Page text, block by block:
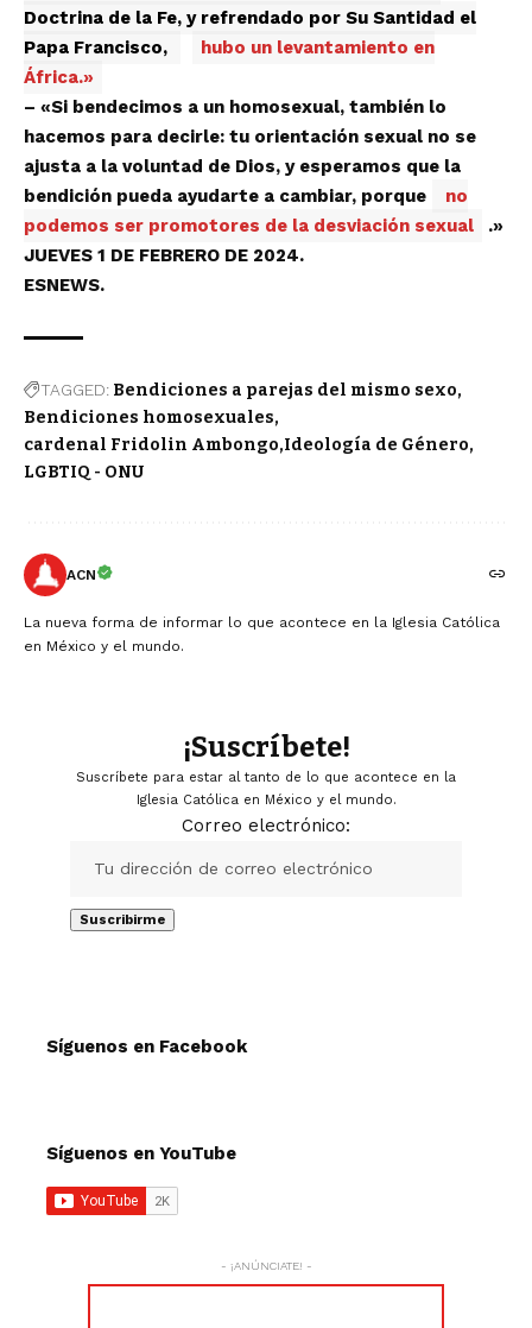
Doctrina de la Fe, y refrendado por Su Santidad el
Papa Francisco,
hubo un levantamiento en
África.»
– «Si bendecimos a un homosexual, también lo
hacemos para decirle: tu orientación sexual no se
ajusta a la voluntad de Dios, y esperamos que la
bendición pueda ayudarte a cambiar, porque
no
podemos ser promotores de la desviación sexual
.»
JUEVES 1 DE FEBRERO DE 2024.
ESNEWS.
TAGGED: Bendiciones a parejas del mismo sexo
Bendiciones homosexuales
cardenal Fridolin Ambongo Ideología de Género
LGBTIQ - ONU
ACN
La nueva forma de informar lo que acontece en la Iglesia Católica
en México y el mundo.
¡Suscríbete!
Suscríbete para estar al tanto de lo que acontece en la
Iglesia Católica en México y el mundo.
Correo electrónico:
Síguenos en Facebook
Síguenos en YouTube
- ¡ANÚNCIATE! -